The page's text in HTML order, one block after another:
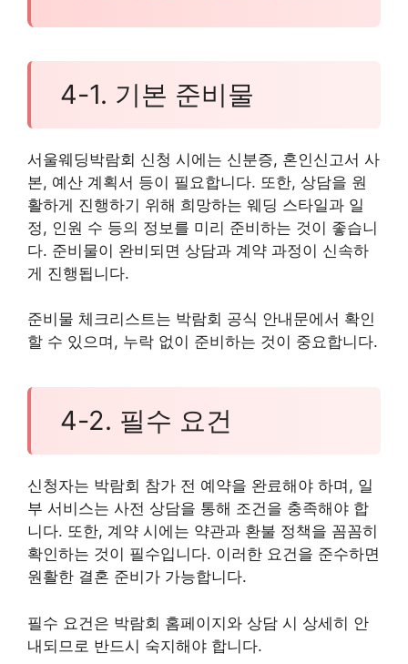
4-1. 기본 준비물
서울웨딩박람회 신청 시에는 신분증, 혼인신고서 사
본, 예산 계획서 등이 필요합니다. 또한, 상담을 원
활하게 진행하기 위해 희망하는 웨딩 스타일과 일
정, 인원 수 등의 정보를 미리 준비하는 것이 좋습니
다. 준비물이 완비되면 상담과 계약 과정이 신속하
게 진행됩니다.
준비물 체크리스트는 박람회 공식 안내문에서 확인
할 수 있으며, 누락 없이 준비하는 것이 중요합니다.
4-2. 필수 요건
신청자는 박람회 참가 전 예약을 완료해야 하며, 일
부 서비스는 사전 상담을 통해 조건을 충족해야 합
니다. 또한, 계약 시에는 약관과 환불 정책을 꼼꼼히
확인하는 것이 필수입니다. 이러한 요건을 준수하면
원활한 결혼 준비가 가능합니다.
필수 요건은 박람회 홈페이지와 상담 시 상세히 안
내되므로 반드시 숙지해야 합니다.